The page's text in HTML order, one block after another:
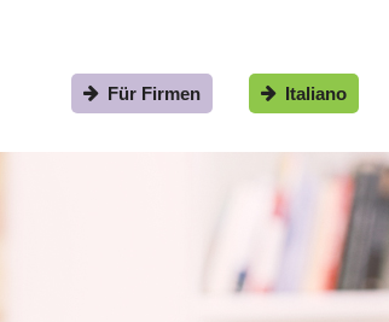
Italiano
Für Firmen